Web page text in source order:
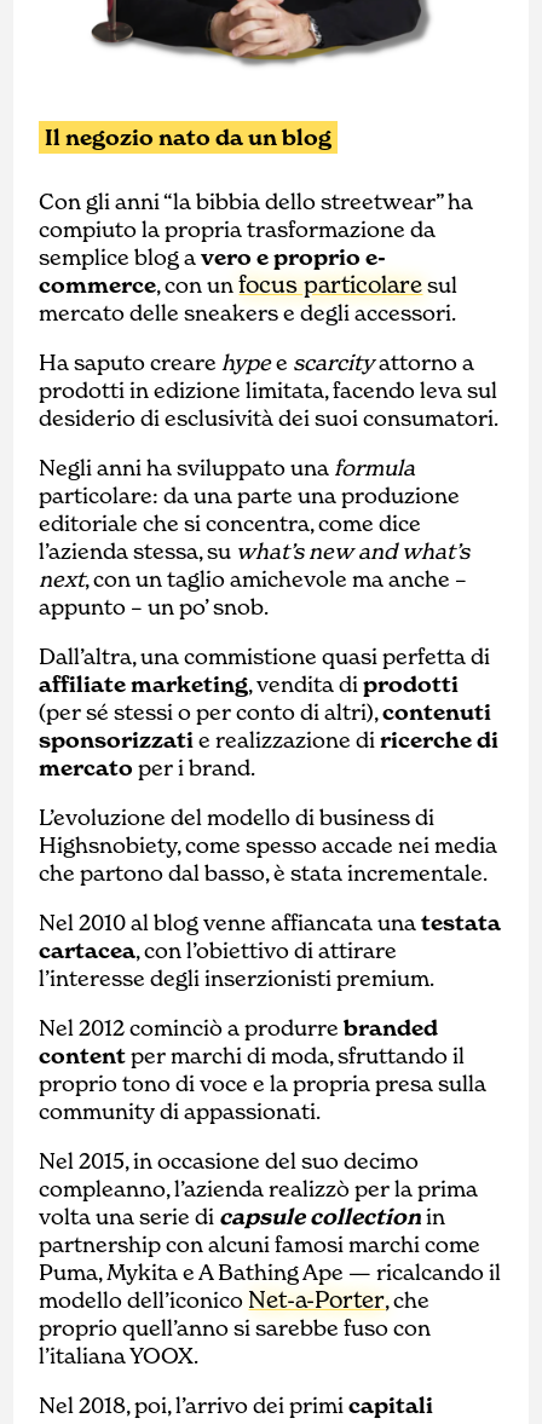
Il negozio nato da un blog
Con gli anni “la bibbia dello streetwear” ha
compiuto la propria trasformazione da
semplice blog avero e proprio e-
commerce, con unfocus particolaresul
mercato delle sneakers e degli accessori.
Ha saputo crearehypee scarcityattorno a
prodotti in edizione limitata, facendo leva sul
desiderio di esclusività dei suoi consumatori.
Negli anni ha sviluppato una formula
particolare: da una parte una produzione
editoriale che si concentra, come dice
l’azienda stessa, su what’s new and what’s
next, con un taglio amichevole ma anche –
appunto – un po’ snob.
Dall’altra, una commistione quasi perfetta di
affiliate marketing, vendita diprodotti
(per sé stessi o per conto di altri),contenuti
sponsorizzatie realizzazione diricerche di
mercato per i brand.
L’evoluzione del modello di business di
Highsnobiety, come spesso accade nei media
che partono dal basso, è stata incrementale.
Nel 2010 al blog venne affiancata unatestata
cartacea, con l’obiettivo di attirare
l’interesse degli inserzionisti premium.
Nel 2012 cominciò a produrrebranded
contentper marchi di moda, sfruttando il
proprio tono di voce e la propria presa sulla
community di appassionati.
Nel 2015, in occasione del suo decimo
compleanno, l’azienda realizzò per la prima
volta una serie di capsule collectionin
partnership con alcuni famosi marchi come
Puma, Mykita e A Bathing Ape — ricalcando il
modello dell’iconico Net-a-Porter, che
proprio quell’anno si sarebbe fuso con
l’italiana YOOX.
Nel 2018, poi, l’arrivo dei primicapitali